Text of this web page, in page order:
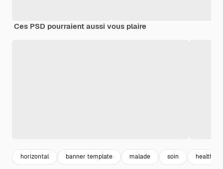
Ces PSD pourraient aussi vous plaire
horizontal banner template malade soin health